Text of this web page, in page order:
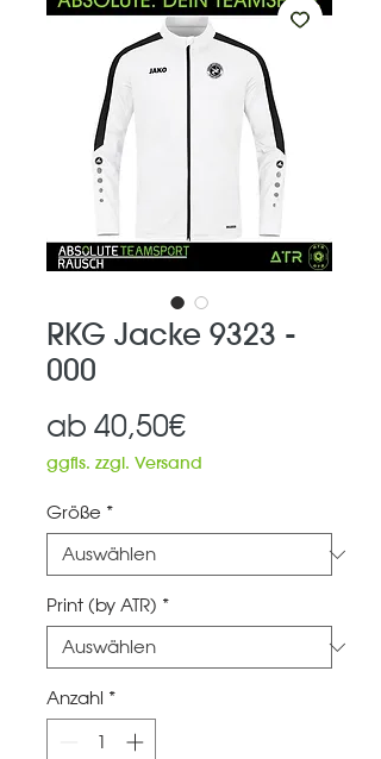
RKG Jacke 9323 -
000
ab 40,50€Sale-
Preis
ggfls. zzgl. Versand
Größe *
Print (by ATR) *
Anzahl *